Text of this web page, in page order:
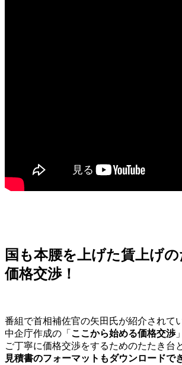
国も本腰を上げた賃上げ
価格交渉！
番組で首相補佐官の矢田氏が紹介されて
中企庁作成の「 ここから始める価格交渉
ご丁寧に価格交渉をするためのたたき台
見積書のフォーマットもダウンロードで